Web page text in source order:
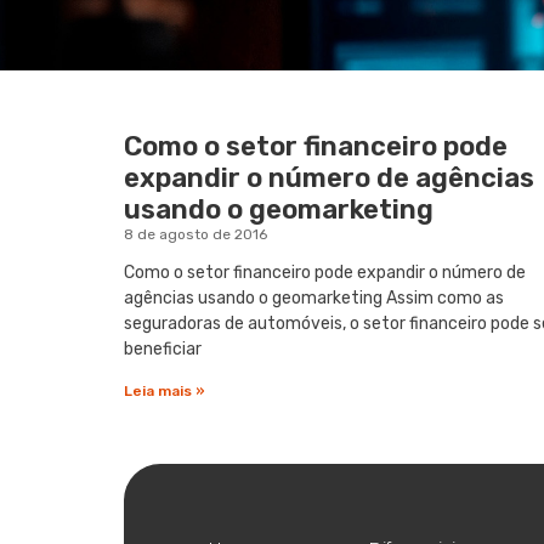
Como o setor financeiro pode
expandir o número de agências
usando o geomarketing
8 de agosto de 2016
Como o setor financeiro pode expandir o número de
agências usando o geomarketing Assim como as
seguradoras de automóveis, o setor financeiro pode
beneficiar
Leia mais »